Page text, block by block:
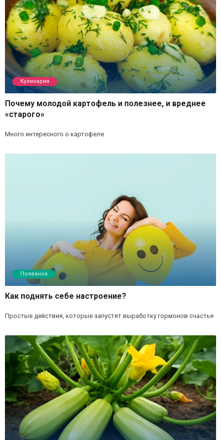
Кулинария
Почему молодой картофель и полезнее, и вреднее
«старого»
Много интересного о картофеле
Полезное
Как поднять себе настроение?
Простые действия, которые запустят выработку гормонов счастья